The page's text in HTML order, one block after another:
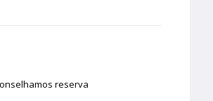
reserva